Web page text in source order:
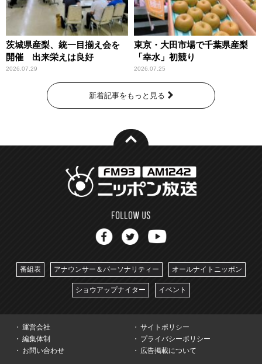
茨城県産梨、統一目揃え会を
開催 出来栄えは良好
2026.07.29
東京・大田市場で千葉県産梨
「幸水」初競り
2026.07.25
新着記事をもっと見る
番組表 アナウンサー＆パーソナリティー オールナイトニッポン
ショウアップナイター イベント
運営会社
サイトポリシー
編集体制
プライバシーポリシー
お問い合わせ
広告掲載について